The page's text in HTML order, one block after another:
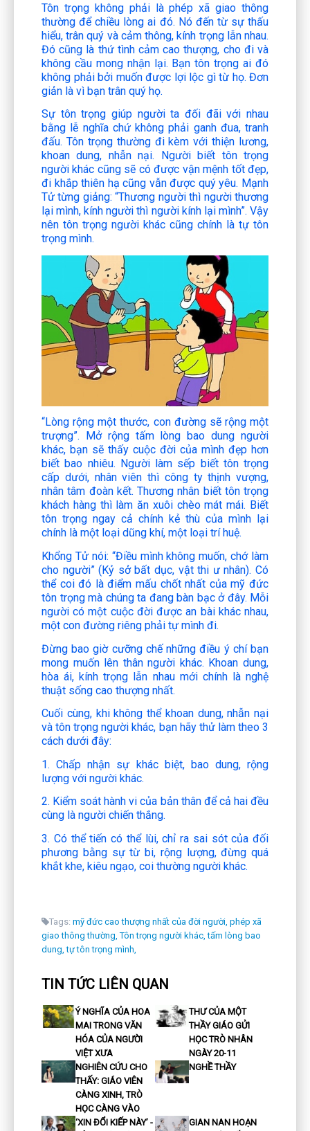
Tôn trọng không phải là phép xã giao thông
thường để chiều lòng ai đó. Nó đến từ sự thấu
hiểu, trân quý và cảm thông, kính trọng lẫn nhau.
Đó cũng là thứ tình cảm cao thượng, cho đi và
không cầu mong nhận lại. Bạn tôn trọng ai đó
không phải bởi muốn được lợi lộc gì từ họ. Đơn
giản là vì bạn trân quý họ.
Sự tôn trọng giúp người ta đối đãi với nhau
bằng lễ nghĩa chứ không phải ganh đua, tranh
đấu. Tôn trọng thường đi kèm với thiện lương,
khoan dung, nhẫn nại. Người biết tôn trọng
người khác cũng sẽ có được vận mệnh tốt đẹp,
đi khắp thiên hạ cũng vẫn được quý yêu. Mạnh
Tử từng giảng: “Thương người thì người thương
lại mình, kính người thì người kính lại mình”. Vậy
nên tôn trọng người khác cũng chính là tự tôn
trọng mình.
“Lòng rộng một thước, con đường sẽ rộng một
trượng”. Mở rộng tấm lòng bao dung người
khác, bạn sẽ thấy cuộc đời của mình đẹp hơn
biết bao nhiêu. Người làm sếp biết tôn trọng
cấp dưới, nhân viên thì công ty thịnh vượng,
nhân tâm đoàn kết. Thương nhân biết tôn trọng
khách hàng thì làm ăn xuôi chèo mát mái. Biết
tôn trọng ngay cả chính kẻ thù của mình lại
chính là một loại dũng khí, một loại trí huệ.
Khổng Tử nói: “Điều mình không muốn, chớ làm
cho người” (Kỷ sở bất dục, vật thi ư nhân). Có
thể coi đó là điểm mấu chốt nhất của mỹ đức
tôn trọng mà chúng ta đang bàn bạc ở đây. Mỗi
người có một cuộc đời được an bài khác nhau,
một con đường riêng phải tự mình đi.
Đừng bao giờ cưỡng chế những điều ý chí bạn
mong muốn lên thân người khác. Khoan dung,
hòa ái, kính trọng lẫn nhau mới chính là nghệ
thuật sống cao thượng nhất.
Cuối cùng, khi không thể khoan dung, nhẫn nại
và tôn trọng người khác, bạn hãy thử làm theo 3
cách dưới đây:
1. Chấp nhận sự khác biệt, bao dung, rộng
lượng với người khác.
2. Kiểm soát hành vi của bản thân để cả hai đều
cùng là người chiến thắng.
3. Có thể tiến có thể lùi, chỉ ra sai sót của đối
phương bằng sự từ bi, rộng lượng, đừng quá
khắt khe, kiêu ngạo, coi thường người khác.
Tags: mỹ đức cao thượng nhất của đời người, phép xã
giao thông thường, Tôn trọng người khác, tấm lòng bao
dung, tự tôn trọng mình,
TIN TỨC LIÊN QUAN
Ý NGHĨA CỦA HOA
MAI TRONG VĂN
HÓA CỦA NGƯỜI
VIỆT XƯA
THƯ CỦA MỘT
THẦY GIÁO GỬI
HỌC TRÒ NHÂN
NGÀY 20-11
NGHIÊN CỨU CHO
THẤY: GIÁO VIÊN
CÀNG XINH, TRÒ
HỌC CÀNG VÀO
NGHỀ THẦY
‘XIN ĐỔI KIẾP NÀY’ - GIAN NAN HOẠN